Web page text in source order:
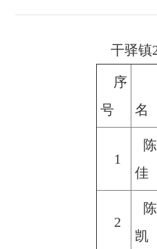
干驿镇
序
号
名
1
佳
2
凯